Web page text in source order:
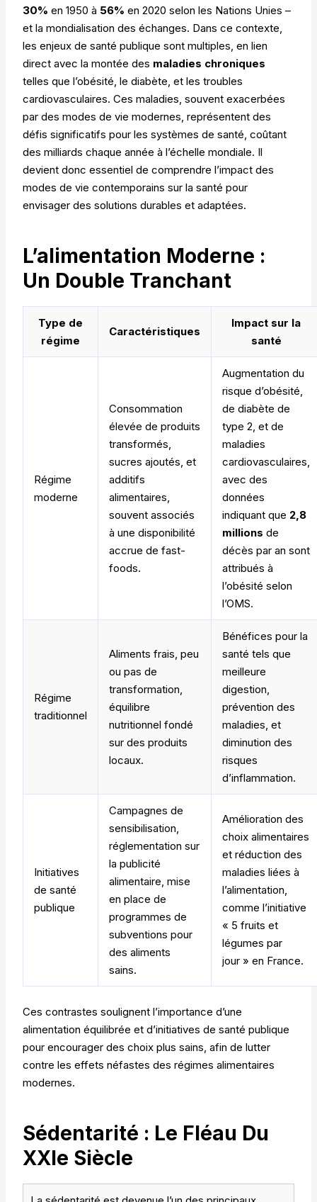
30% en 1950 à 56% en 2020 selon les Nations Unies –
et la mondialisation des échanges. Dans ce contexte,
les enjeux de santé publique sont multiples, en lien
direct avec la montée des maladies chroniques
telles que l’obésité, le diabète, et les troubles
cardiovasculaires. Ces maladies, souvent exacerbées
par des modes de vie modernes, représentent des
défis significatifs pour les systèmes de santé, coûtant
des milliards chaque année à l’échelle mondiale. Il
devient donc essentiel de comprendre l’impact des
modes de vie contemporains sur la santé pour
envisager des solutions durables et adaptées.
L’alimentation Moderne :
Un Double Tranchant
Type de
régime
Caractéristiques
Impact sur la
santé
Régime
moderne
Consommation
élevée de produits
transformés,
sucres ajoutés, et
additifs
alimentaires,
souvent associés
à une disponibilité
accrue de fast-
foods.
Augmentation du
risque d’obésité,
de diabète de
type 2, et de
maladies
cardiovasculaires,
avec des
données
indiquant que 2,8
millions de
décès par an sont
attribués à
l’obésité selon
l’OMS.
Régime
traditionnel
Aliments frais, peu
ou pas de
transformation,
équilibre
nutritionnel fondé
sur des produits
locaux.
Bénéfices pour la
santé tels que
meilleure
digestion,
prévention des
maladies, et
diminution des
risques
d’inflammation.
Initiatives
de santé
publique
Campagnes de
sensibilisation,
réglementation sur
la publicité
alimentaire, mise
en place de
programmes de
subventions pour
des aliments
sains.
Amélioration des
choix alimentaires
et réduction des
maladies liées à
l’alimentation,
comme l’initiative
« 5 fruits et
légumes par
jour » en France.
Ces contrastes soulignent l’importance d’une
alimentation équilibrée et d’initiatives de santé publique
pour encourager des choix plus sains, afin de lutter
contre les effets néfastes des régimes alimentaires
modernes.
Sédentarité : Le Fléau Du
XXIe Siècle